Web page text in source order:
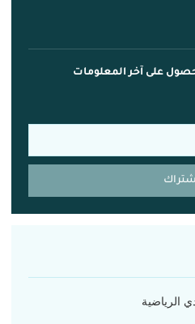
على آخر المعلومات
الرياضية